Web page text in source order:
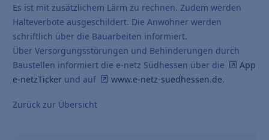
Es ist mit zusätzlichem Lärm zu rechnen. Zudem werden
Halteverbote ausgeschildert. Die Anwohner werden
schriftlich über die Bauarbeiten informiert.
Über Versorgungsstörungen und Behinderungen durch
Baustellen informiert die e-netz Südhessen über die
App
e-netzTicker und auf www.e-netz-suedhessen.de.
Zurück zur Übersicht